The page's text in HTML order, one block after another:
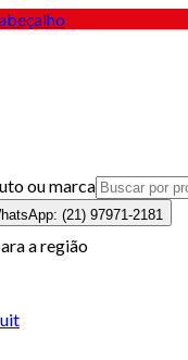
ou marca
(21) 97971-2181
a região